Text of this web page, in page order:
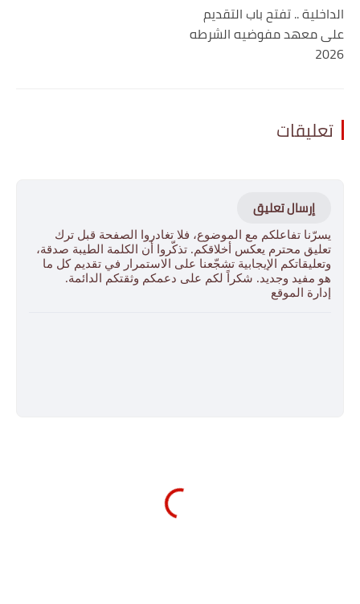
الداخلية .. تفتح باب التقديم
على معهد مفوضيه الشرطه
2026
تعليقات
إرسال تعليق
يسرّنا تفاعلكم مع الموضوع، فلا تغادروا الصفحة قبل ترك
تعليق محترم يعكس أخلاقكم. تذكّروا أن الكلمة الطيبة صدقة،
وتعليقاتكم الإيجابية تشجّعنا على الاستمرار في تقديم كل ما
هو مفيد وجديد. شكراً لكم على دعمكم وثقتكم الدائمة.
إدارة الموقع